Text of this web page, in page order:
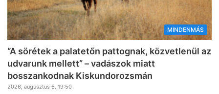
MINDENMÁS
“A sörétek a palatetőn pattognak, közvetlenül az
udvarunk mellett” – vadászok miatt
bosszankodnak Kiskundorozsmán
2026, augusztus 6. 19:50